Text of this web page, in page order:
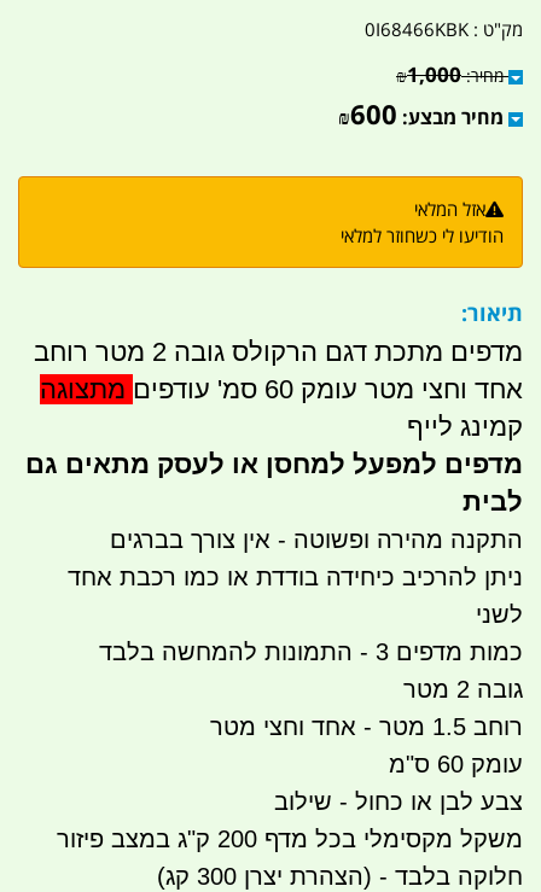
מק"ט : 0I68466KBK
מחיר: ₪1,000
מחיר מבצע: ₪600
אזל המלאי
הודיעו לי כשחוזר למלאי
תיאור:
מדפים מתכת דגם הרקולס גובה 2 מטר רוחב
אחד וחצי מטר עומק 60 סמ' עודפים
מתצוגה
קמינג לייף
מדפים למפעל למחסן או לעסק מתאים גם
לבית
התקנה מהירה ופשוטה - אין צורך בברגים
ניתן להרכיב כיחידה בודדת או כמו רכבת אחד
לשני
כמות מדפים 3 - התמונות להמחשה בלבד
גובה 2 מטר
רוחב 1.5 מטר - אחד וחצי מטר
עומק 60 ס"מ
צבע לבן או כחול - שילוב
משקל מקסימלי בכל מדף 200 ק"ג במצב פיזור
חלוקה בלבד - (הצהרת יצרן 300 קג)